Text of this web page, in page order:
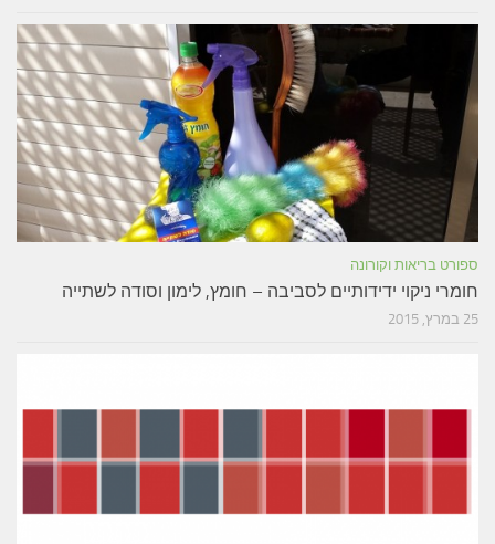
ספורט בריאות וקורונה
חומרי ניקוי ידידותיים לסביבה – חומץ, לימון וסודה לשתייה
25 במרץ, 2015